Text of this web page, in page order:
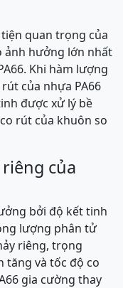
quan trọng của
ảnh hưởng lớn nhất
Khi hàm lượng
của nhựa PA66
được xử lý bề
rút của khuôn so
của
bởi độ kết tinh
lượng phân tử
riêng, trọng
tăng và tốc độ co
gia cường thay